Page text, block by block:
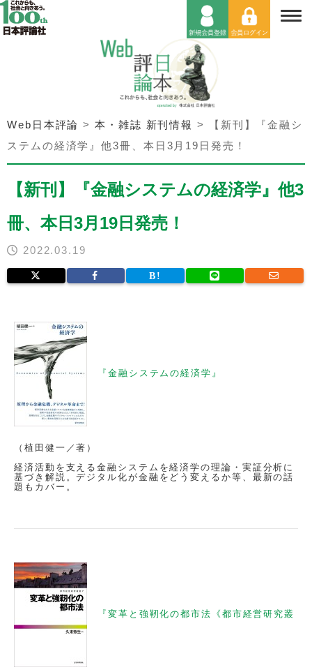
Web日本評論 >本・雑誌 新刊情報 >
【新刊】『金融シ
ステムの経済学』他3冊、本日3月19日発売！
【新刊】『金融システムの経済学』他3
冊、本日3月19日発売！
2022.03.19
『金融システムの経済学』
（植田健一／著）
経済活動を支える金融システムを経済学の理論・実証分析に
基づき解説。デジタル化が金融をどう変えるか等、最新の話
題もカバー。
『変革と強靭化の都市法《都市経営研究叢